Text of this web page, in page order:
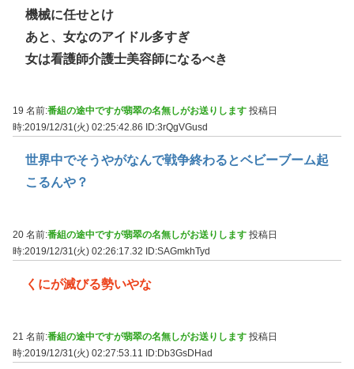
機械に任せとけ
あと、女なのアイドル多すぎ
女は看護師介護士美容師になるべき
19 名前:番組の途中ですが翡翠の名無しがお送りします 投稿日
時:2019/12/31(火) 02:25:42.86
ID:3rQgVGusd
世界中でそうやがなんで戦争終わるとベビーブーム起
こるんや？
20 名前:番組の途中ですが翡翠の名無しがお送りします 投稿日
時:2019/12/31(火) 02:26:17.32
ID:SAGmkhTyd
くにが滅びる勢いやな
21 名前:番組の途中ですが翡翠の名無しがお送りします 投稿日
時:2019/12/31(火) 02:27:53.11 ID:Db3GsDHad